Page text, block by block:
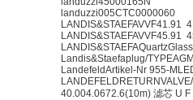
landuzzi005CTC0000060
Landis&Staefaplug/
LandefeldArtikel-Nr 955-
40.004.0672.6(10m) 滤芯 U